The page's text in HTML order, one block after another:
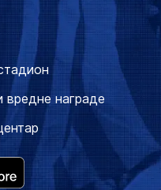
награде